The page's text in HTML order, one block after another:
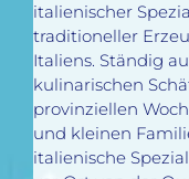
italienischer
traditioneller
Italiens. Ständig
kulinarischen
provinziellen
und kleinen
italienische